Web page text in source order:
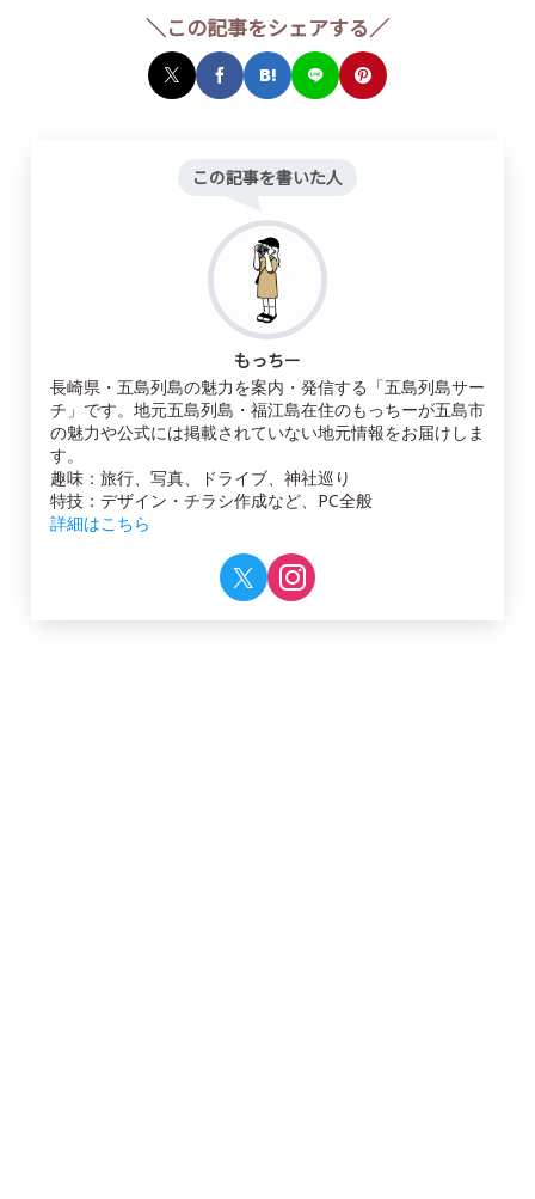
＼この記事をシェアする／
この記事を書いた人
もっちー
長崎県・五島列島の魅力を案内・発信する「五島列島サー
チ」です。地元五島列島・福江島在住のもっちーが五島市
の魅力や公式には掲載されていない地元情報をお届けしま
す。
趣味：旅行、写真、ドライブ、神社巡り
特技：デザイン・チラシ作成など、PC全般
詳細はこちら